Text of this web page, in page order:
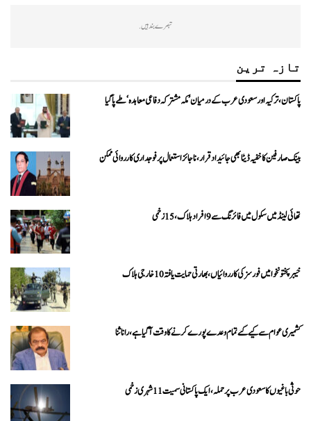
تبصرے بند ہیں.
تازہ ترین
پاکستان، ترکیہ اور سعودی عرب کے درمیان ’مکہ مشترکہ دفاعی معاہدہ‘ طے پا گیا
بینک صارفین کا خفیہ ڈیٹا بھی جائیداد قرار، ناجائز استعمال پر فوجداری کارروائی ممکن
تھائی لینڈ میں سکول میں فائرنگ سے 9 افراد ہلاک، 15 زخمی
خیبرپختونخوا میں فورسز کی کارروائیاں، بھارتی حمایت یافتہ 10 خارجی ہلاک
کشمیری عوام سے کیے گئے تمام وعدے پورے کرنے کا وقت آ گیا ہے، رانا ثنا
حوثی باغیوں کا سعودی عرب پر حملہ، ایک پاکستانی سمیت 11 شہری زخمی